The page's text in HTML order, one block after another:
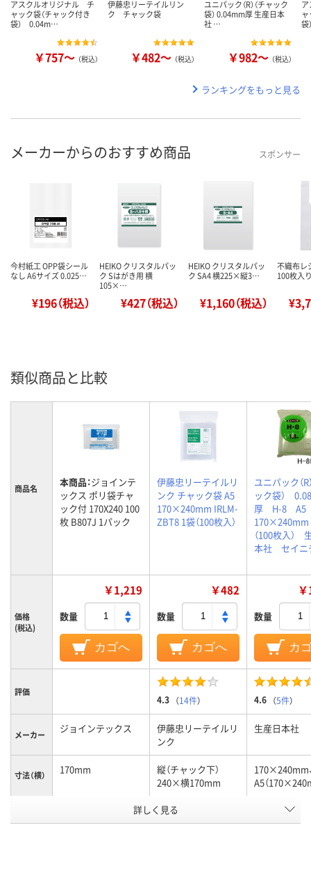
アスクルオリジナル チ
ャック袋（チャック付き
袋） 0.04m…
￥757～ （税込）
伊藤忠リーテイルリン
ク チャック袋
￥482～ （税込）
ユニパック（R）（チャック
袋） 0.04mm厚 生産日本
社 …
￥982～ （税込）
ャ
ランキングをもっと見る
メーカーからのおすすめ商品 スポンサー
今村紙工 OPP袋シール
なし A6サイズ 0.025…
¥196（税込）
HEIKO クリスタルパッ
ク Sはがき用 横
105×…
¥427（税込）
HEIKO クリスタルパッ
ク SA4 横225×縦3…
¥1,160（税込）
不織布レ
100枚入
類似商品と比較
商品名 本商品：ジョインテ
ックス ポリ袋チャ
ック付 170X240 100
枚 B807J 1パック
伊藤忠リーテイルリ
ンク チャック袋 A5
170×240mm IRLM-
ZBT8 1袋（100枚入）
ユニパック（R
ック袋）
厚 H-8
（100枚入）
本社 セイニ
価格
(税込)
￥1,219
数量
カゴへ
￥482
数量
カゴへ
数量
カ
評価
4.3 （14件） 4.6 （5件）
メーカー ジョインテックス
伊藤忠リーテイルリ
ンク
生産日本社
寸法（横） 170mm
縦（チャック下）
240×横170mm
170×240mm
A5（
袋入り（吊しひもな
し）
袋入り（吊し
し）
詳しく見る